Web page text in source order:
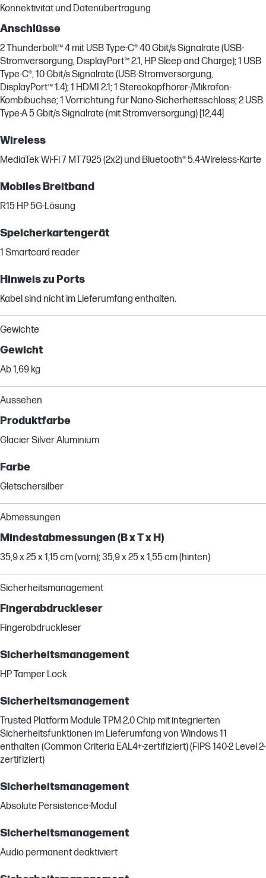
Konnektivität und Datenübertragung
Anschlüsse
2 Thunderbolt™ 4 mit USB Type-C® 40 Gbit/s Signalrate (USB-
Stromversorgung, DisplayPort™ 2.1, HP Sleep and Charge); 1 USB
Type-C®, 10 Gbit/s Signalrate (USB-Stromversorgung,
DisplayPort™ 1.4); 1 HDMI 2.1; 1 Stereokopfhörer-/Mikrofon-
Kombibuchse; 1 Vorrichtung für Nano-Sicherheitsschloss; 2 USB
Type-A 5 Gbit/s Signalrate (mit Stromversorgung) [12,44]
Wireless
MediaTek Wi-Fi 7 MT7925 (2x2) und Bluetooth® 5.4-Wireless-Karte
Mobiles Breitband
R15 HP 5G-Lösung
Speicherkartengerät
1 Smartcard reader
Hinweis zu Ports
Kabel sind nicht im Lieferumfang enthalten.
Gewichte
Gewicht
Ab 1,69 kg
Aussehen
Produktfarbe
Glacier Silver Aluminium
Farbe
Gletschersilber
Abmessungen
Mindestabmessungen (B x T x H)
35,9 x 25 x 1,15 cm (vorn); 35,9 x 25 x 1,55 cm (hinten)
Sicherheitsmanagement
Fingerabdruckleser
Fingerabdruckleser
Sicherheitsmanagement
HP Tamper Lock
Sicherheitsmanagement
Trusted Platform Module TPM 2.0 Chip mit integrierten
Sicherheitsfunktionen im Lieferumfang von Windows 11
enthalten (Common Criteria EAL4+-zertifiziert) (FIPS 140-2 Level 2-
zertifiziert)
Sicherheitsmanagement
Absolute Persistence-Modul
Sicherheitsmanagement
Audio permanent deaktiviert